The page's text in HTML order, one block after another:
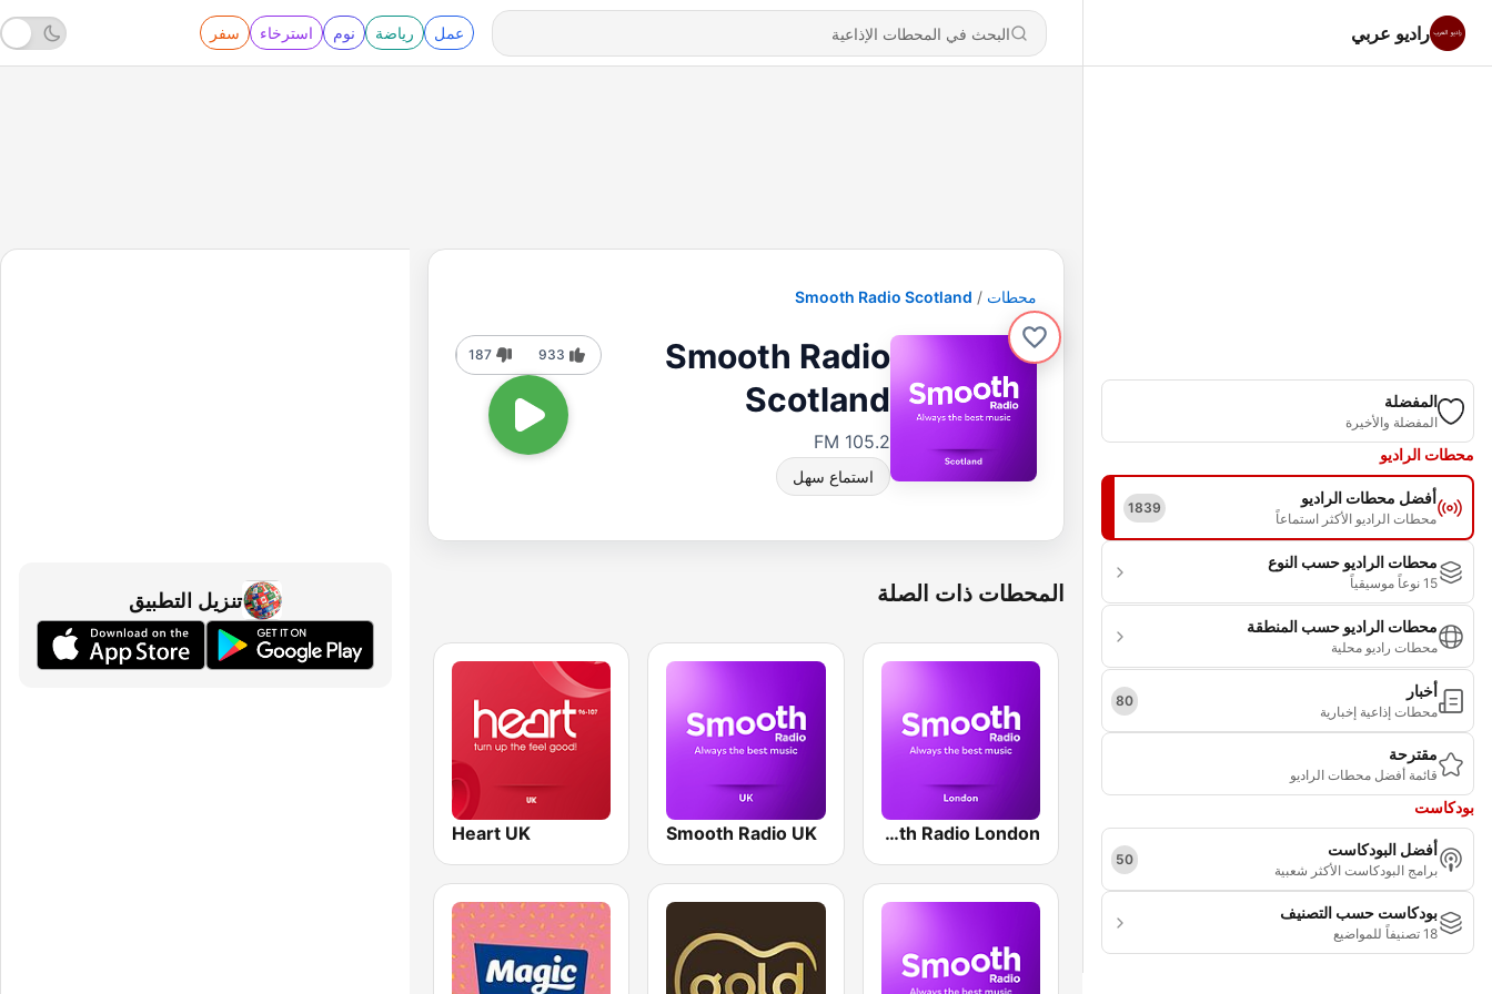
راديو عربي عمل رياضة نوم استرخاء سفر
المفضلة
المفضلة والأخيرة
محطات الراديو
أفضل محطات الراديو
محطات الراديو الأكثر استماعاً
1839
محطات الراديو حسب النوع
15 نوعاً موسيقياً
محطات الراديو حسب المنطقة
محطات راديو محلية
أخبار
محطات إذاعية إخبارية
80
مقترحة
قائمة أفضل محطات الراديو
بودكاست
أفضل البودكاست
برامج البودكاست الأكثر شعبية
50
بودكاست حسب التصنيف
18 تصنيفاً للمواضيع
محطات Smooth Radio Scotland
Smooth Radio
Scotland
105.2 FM
استماع سهل
933
187
المحطات ذات الصلة
Smooth Radio London
Smooth Radio UK
Heart UK
تنزيل التطبيق